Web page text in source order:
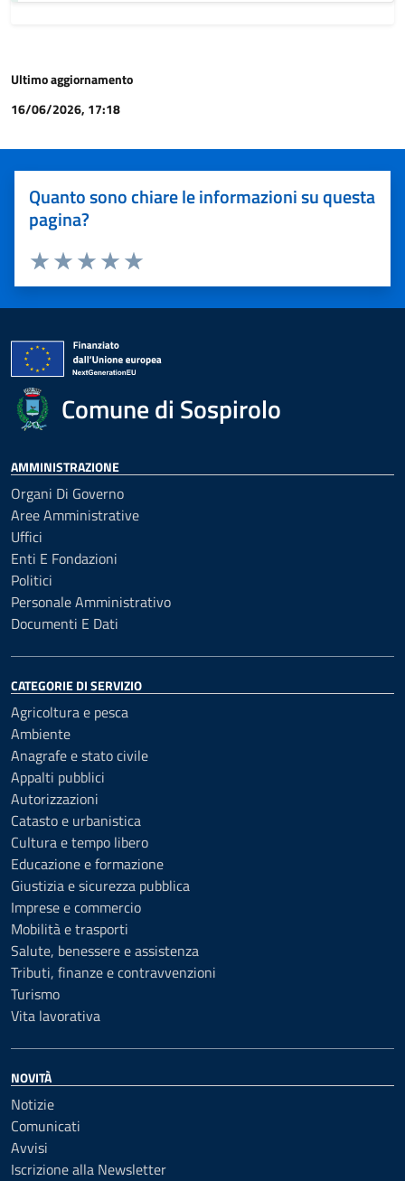
Ultimo aggiornamento
16/06/2026, 17:18
Quanto sono chiare le informazioni su questa
pagina?
Valuta 5 stelle su 5
Valuta 4 stelle su 5
Valuta 3 stelle su 5
Valuta 2 stelle su 5
Valuta 1 stelle su 5
Comune di Sospirolo
AMMINISTRAZIONE
Organi Di Governo
Aree Amministrative
Uffici
Enti E Fondazioni
Politici
Personale Amministrativo
Documenti E Dati
CATEGORIE DI SERVIZIO
Agricoltura e pesca
Ambiente
Anagrafe e stato civile
Appalti pubblici
Autorizzazioni
Catasto e urbanistica
Cultura e tempo libero
Educazione e formazione
Giustizia e sicurezza pubblica
Imprese e commercio
Mobilità e trasporti
Salute, benessere e assistenza
Tributi, finanze e contravvenzioni
Turismo
Vita lavorativa
NOVITÀ
Notizie
Comunicati
Avvisi
Iscrizione alla Newsletter